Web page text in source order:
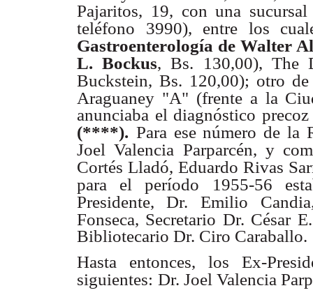
Pajaritos, 19, con una sucursal
teléfono 3990), entre los
Gastroenterología de Walter
L. Bockus, Bs. 130,00), The
Buckstein, Bs. 120,00); otro
Araguaney "A" (frente a la
anunciaba el diagnóstico
(****). Para ese número de la
Joel Valencia Parparcén, y
Cortés Lladó, Eduardo Rivas
para el período
1955-56
Presidente, Dr. Emilio
Fonseca, Secretario Dr. César
Bibliotecario Dr. Ciro Caraballo.
Hasta entonces, los Ex-
siguientes: Dr. Joel Valencia